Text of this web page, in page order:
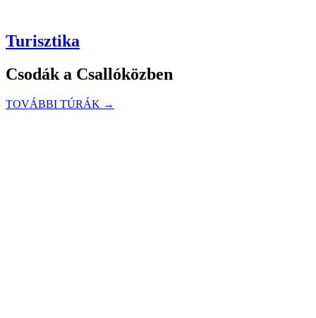
Turisztika
Csodák a Csallóközben
TOVÁBBI TÚRÁK →